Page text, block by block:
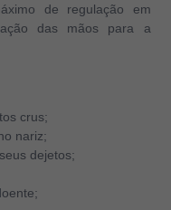
de regulação em
das mãos para a
crus;
nariz;
dejetos;